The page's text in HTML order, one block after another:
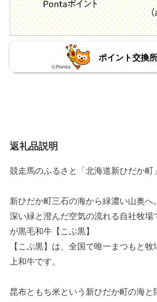
ポイント交換
返礼品説明
競走馬のふるさと「北海道新ひだか町」
新ひだか町三石の海から緑濃い山奥へ。
深い緑と澄んだ空気の流れる自社牧
が黒毛和牛【こぶ黒】
【こぶ黒】は、全国で唯一まつもと
上和牛です。
昆布ともち米という新ひだか町の海と